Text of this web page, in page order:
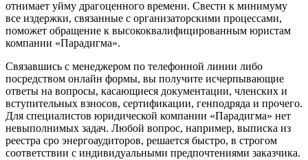
отнимает уйму драгоценного времени. Свести к минимуму
все издержки, связанные с организаторскими процессами,
поможет обращение к высококвалифицированным юристам
компании «Парадигма».
Связавшись с менеджером по телефонной линии либо
посредством онлайн формы, вы получите исчерпывающие
ответы на вопросы, касающиеся документации, членских и
вступительных взносов, сертификации, генподряда и прочего.
Для специалистов юридической компании «Парадигма» нет
невыполнимых задач. Любой вопрос, например, выписка из
реестра сро энергоаудиторов, решается быстро, в строгом
соответствии с индивидуальными предпочтениями заказчика.